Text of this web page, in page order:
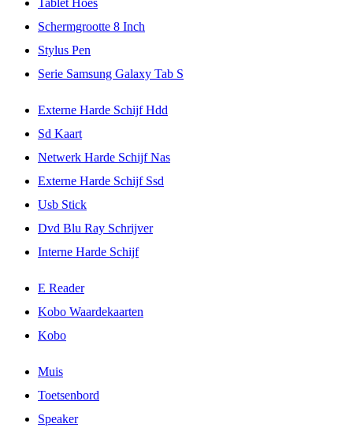
Tablet Hoes
Schermgrootte 8 Inch
Stylus Pen
Serie Samsung Galaxy Tab S
Externe Harde Schijf Hdd
Sd Kaart
Netwerk Harde Schijf Nas
Externe Harde Schijf Ssd
Usb Stick
Dvd Blu Ray Schrijver
Interne Harde Schijf
E Reader
Kobo Waardekaarten
Kobo
Muis
Toetsenbord
Speaker